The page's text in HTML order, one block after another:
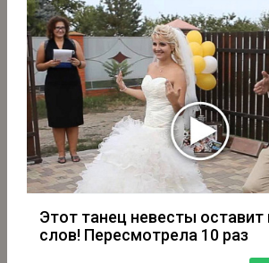
Этот танец невесты оставит
слов! Пересмотрела 10 раз